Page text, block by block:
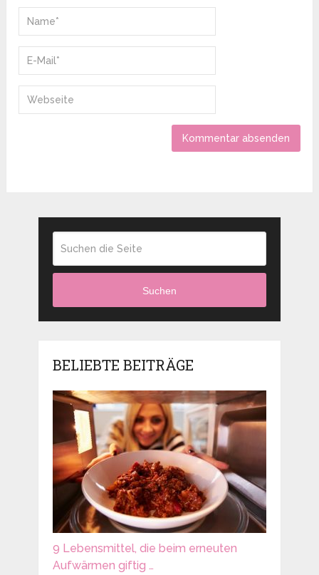
Suchen
BELIEBTE BEITRÄGE
9 Lebensmittel, die beim erneuten
Aufwärmen giftig …